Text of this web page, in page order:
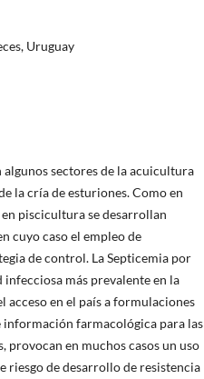
Uruguay
sectores de la acuicultura
la cría de esturiones. Como en
piscicultura se desarrollan
cuyo caso el empleo de
de control. La Septicemia por
más prevalente en la
acceso en el país a formulaciones
información farmacológica para las
provocan en muchos casos un uso
riesgo de desarrollo de resistencia